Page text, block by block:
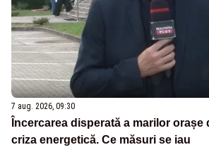
7 aug. 2026, 09:30
Încercarea disperată a marilor orașe
criza energetică. Ce măsuri se iau